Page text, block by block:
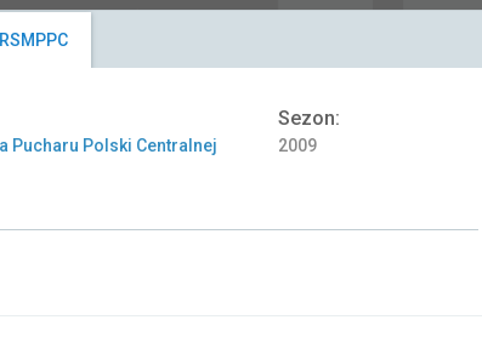
Pucharu Polski Centralnej
Sezon:
2009